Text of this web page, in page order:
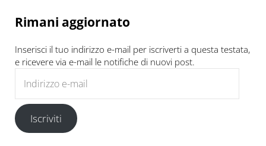
Rimani aggiornato
Inserisci il tuo indirizzo e-mail per iscriverti a questa testata,
e ricevere via e-mail le notifiche di nuovi post.
Iscriviti